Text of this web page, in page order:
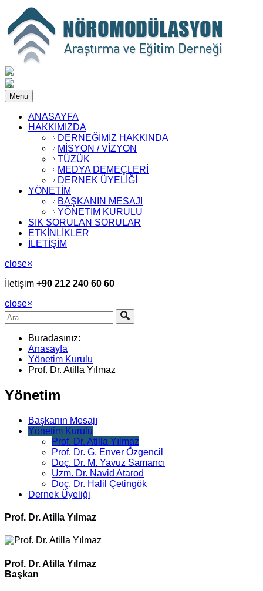
Menu
ANASAYFA
HAKKIMIZDA
DERNEĞİMİZ HAKKINDA
MİSYON / VİZYON
TÜZÜK
MEDYA DEMEÇLERİ
DERNEK ÜYELİĞİ
YÖNETİM
BAŞKANIN MESAJI
YÖNETİM KURULU
SIK SORULAN SORULAR
ETKİNLİKLER
İLETİŞİM
close×
İletişim +90 212 240 60 60
close×
Buradasınız:
Anasayfa
Yönetim Kurulu
Prof. Dr. Atilla Yılmaz
Yönetim
Başkanın Mesajı
Yönetim Kurulu
Prof. Dr. Atilla Yılmaz
Prof. Dr. G. Enver Özgencil
Doç. Dr. M. Yavuz Samancı
Uzm. Dr. Navid Atarod
Doç. Dr. Halil Çetingök
Dernek Üyeliği
Prof. Dr. Atilla Yılmaz
Prof. Dr. Atilla Yılmaz
Başkan